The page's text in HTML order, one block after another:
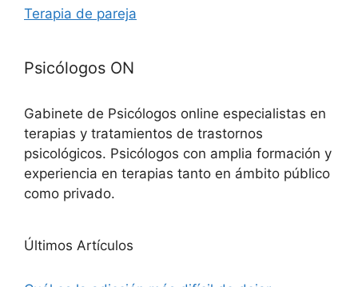
Terapia de pareja
Psicólogos ON
Gabinete de Psicólogos online especialistas en
terapias y tratamientos de trastornos
psicológicos. Psicólogos con amplia formación y
experiencia en terapias tanto en ámbito público
como privado.
Últimos Artículos